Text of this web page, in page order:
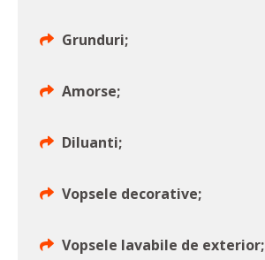
Grunduri;
Amorse;
Diluanti;
Vopsele decorative;
Vopsele lavabile de exterior;